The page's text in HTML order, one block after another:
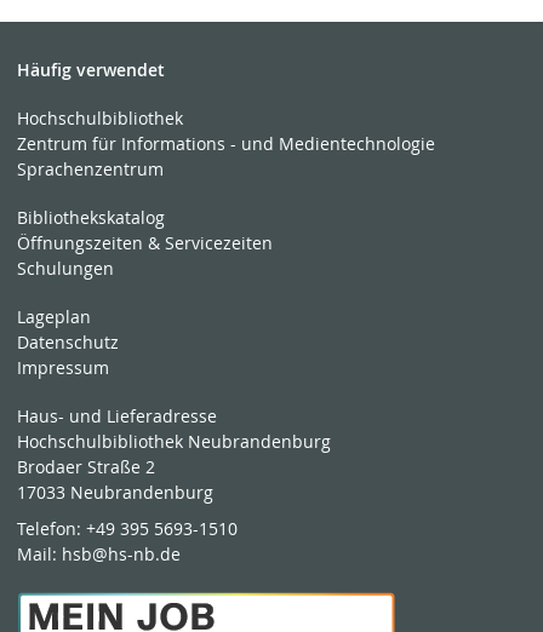
Häufig verwendet
Hochschulbibliothek
Zentrum für Informations - und Medientechnologie
Sprachenzentrum
Bibliothekskatalog
Öffnungszeiten & Servicezeiten
Schulungen
Lageplan
Datenschutz
Impressum
Haus- und Lieferadresse
Hochschulbibliothek Neubrandenburg
Brodaer Straße 2
17033 Neubrandenburg
Telefon:+49 395 5693-1510
Mail: hsb@hs-nb.de